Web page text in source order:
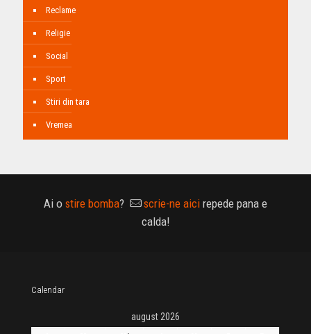
Reclame
Religie
Social
Sport
Stiri din tara
Vremea
Ai o stire bomba? scrie-ne aici repede pana e
calda!
Calendar
august 2026